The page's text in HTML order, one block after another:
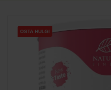
OSTA HULGI
OSTA HULGI
OSTA HULGI
OSTA HULGI